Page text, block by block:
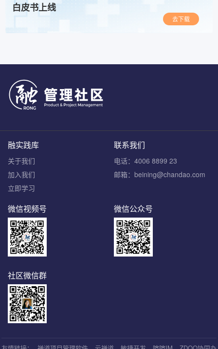
白皮书上线
去下载
联系我们
电话：4006 8899 23
邮箱：beining@chandao.com
融实践库
关于我们
加入我们
立即学习
微信公众号
微信视频号
社区微信群